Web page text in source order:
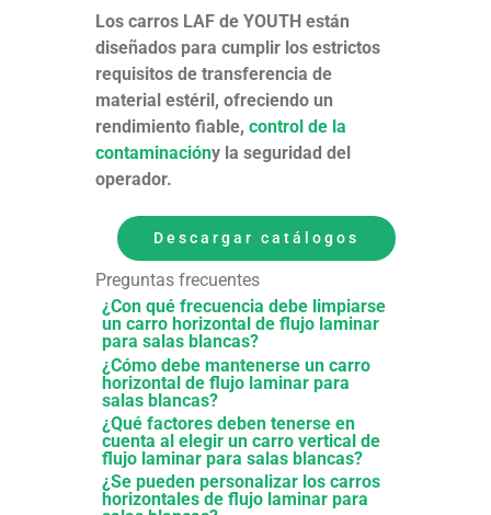
Los carros LAF de YOUTH están
diseñados para cumplir los estrictos
requisitos de transferencia de
material estéril, ofreciendo un
rendimiento fiable,control de la
contaminacióny la seguridad del
operador.
Descargar catálogos
Preguntas frecuentes
¿Con qué frecuencia debe limpiarse
un carro horizontal de flujo laminar
para salas blancas?
¿Cómo debe mantenerse un carro
horizontal de flujo laminar para
salas blancas?
¿Qué factores deben tenerse en
cuenta al elegir un carro vertical de
flujo laminar para salas blancas?
¿Se pueden personalizar los carros
horizontales de flujo laminar para